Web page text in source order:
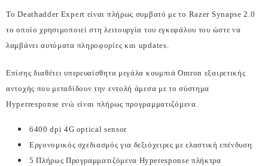
Το Deathadder Expert είναι πλήρως συμβατό με το Razer Synapse 2.0
το οποίο χρησιμοποιεί στη λειτουργία του εγκεφάλου του ώστε να
λαμβάνει αυτόματα πληροφορίες και updates.
Επίσης διαθέτει υπερευαίσθητα μεγάλα κουμπιά Omron εξαιρετικής
αντοχής που μεταδίδουν την εντολή άμεσα με το σύστημα
Hyperresponse ενώ είναι πλήρως προγραμματιζόμενα.
6400 dpi 4G optical sensor
Εργονομικός σχεδιασμός για δεξιόχειρες με ελαστική επένδυση
5 Πλήρως Προγραμματιζόμενα Hyperesponse πλήκτρα